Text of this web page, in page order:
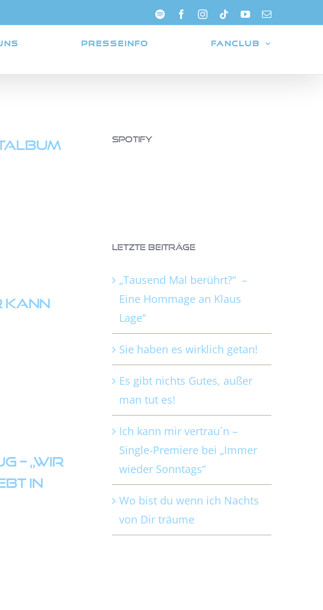
Spotify FacebookInstagram
TiktokYouTube
E-
Mail
PRESSEINFO FANCLUB
kann
– „Wir
in
Spotify
Letzte Beiträge
„Tausend Mal berührt?“ –
Eine Hommage an Klaus
Lage“
Sie haben es wirklich getan!
Es gibt nichts Gutes, außer
man tut es!
Ich kann mir vertrau´n –
Single-Premiere bei „Immer
wieder Sonntags“
Wo bist du wenn ich Nachts
von Dir träume